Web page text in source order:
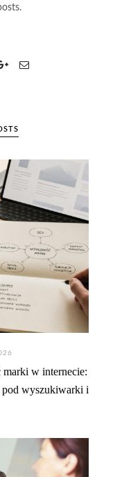
w internecie:
pod wyszukiwarki i